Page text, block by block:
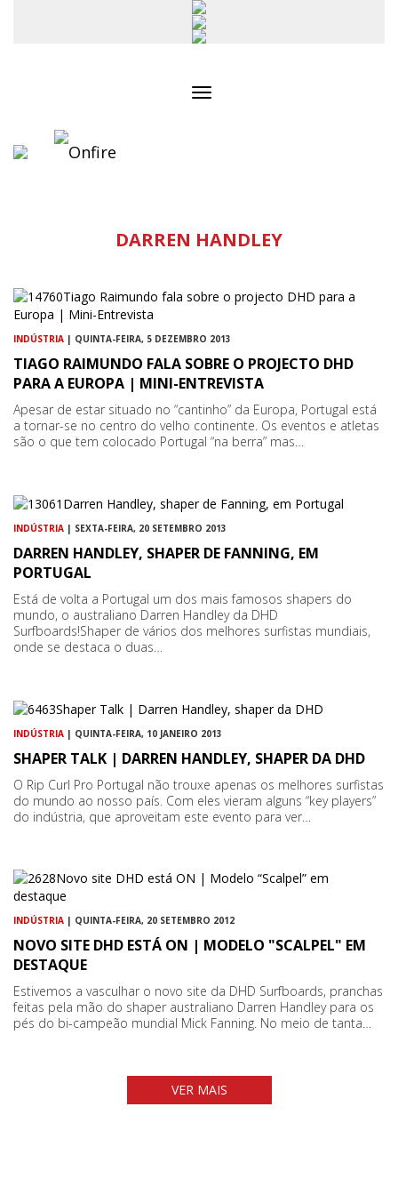
DARREN HANDLEY
INDÚSTRIA | QUINTA-FEIRA, 5 DEZEMBRO 2013
TIAGO RAIMUNDO FALA SOBRE O PROJECTO DHD
PARA A EUROPA | MINI-ENTREVISTA
Apesar de estar situado no “cantinho” da Europa, Portugal está
a tornar-se no centro do velho continente. Os eventos e atletas
são o que tem colocado Portugal “na berra” mas…
INDÚSTRIA | SEXTA-FEIRA, 20 SETEMBRO 2013
DARREN HANDLEY, SHAPER DE FANNING, EM
PORTUGAL
Está de volta a Portugal um dos mais famosos shapers do
mundo, o australiano Darren Handley da DHD
Surfboards!Shaper de vários dos melhores surfistas mundiais,
onde se destaca o duas…
INDÚSTRIA | QUINTA-FEIRA, 10 JANEIRO 2013
SHAPER TALK | DARREN HANDLEY, SHAPER DA DHD
O Rip Curl Pro Portugal não trouxe apenas os melhores surfistas
do mundo ao nosso país. Com eles vieram alguns “key players”
do indústria, que aproveitam este evento para ver…
INDÚSTRIA | QUINTA-FEIRA, 20 SETEMBRO 2012
NOVO SITE DHD ESTÁ ON | MODELO "SCALPEL" EM
DESTAQUE
Estivemos a vasculhar o novo site da DHD Surfboards, pranchas
feitas pela mão do shaper australiano Darren Handley para os
pés do bi-campeão mundial Mick Fanning. No meio de tanta…
VER MAIS